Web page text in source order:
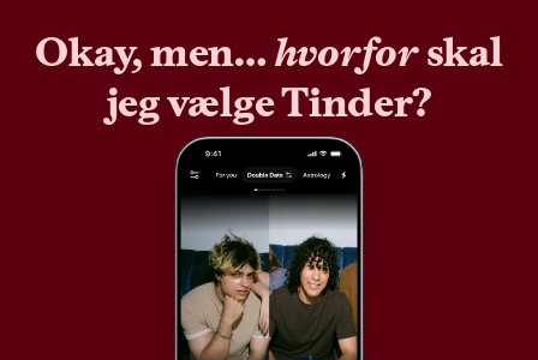
Okay, men…hvorforskal
jeg vælge Tinder?